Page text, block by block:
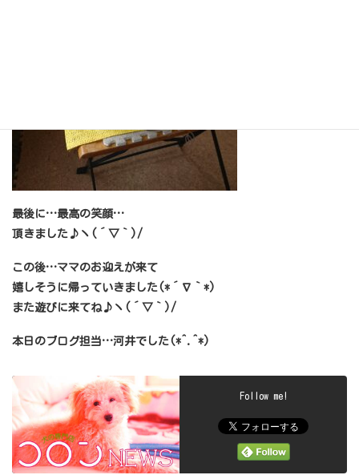
最後に…最高の笑顔…
頂きました♪ヽ(´▽｀)/
この後…ママのお迎えが来て
嬉しそうに帰っていきました(*´∇｀*)
また遊びに来てね♪ヽ(´▽｀)/
本日のブログ担当…河井でした(*^.^*)
Follow me!